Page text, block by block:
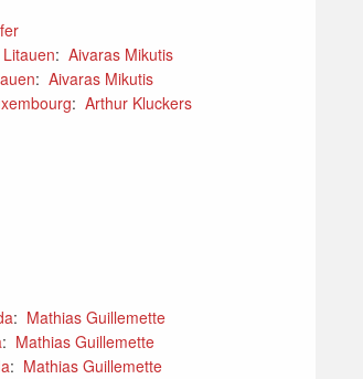
: Aivaras Mikutis
: Aivaras Mikutis
: Arthur Kluckers
: Mathias Guillemette
: Mathias Guillemette
: Mathias Guillemette